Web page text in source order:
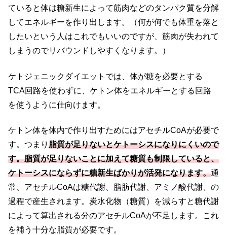
ていると体は糖新生によって筋肉などのタンパク質を分解
してエネルギーを作り出します。（何が何でも体重を落と
したいという人はこれでもいいのですが、筋肉が失われて
しまうのでリバウンドしやすくなります。）
ケトジェニックダイエットでは、体が糖を必要とする
TCA回路を使わずに、ケトン体をエネルギーとする回路
を使うように仕向けます。
ケトン体を体内で作り出すためにはアセチルCoAが必要で
す。つまり 脂質が足りないとケトーシスになりにくいので
す。脂質が足りないことに加えて糖質も制限していると、
ケトーシスにならずに糖新生ばかりが活発になります。通
常、アセチルCoAは糖代謝、脂肪代謝、アミノ酸代謝、の
過程で産生されます。炭水化物（糖質）を減らすと糖代謝
によって算出される分のアセチルCoAが不足します。これ
を補う十分な脂質が必要です。